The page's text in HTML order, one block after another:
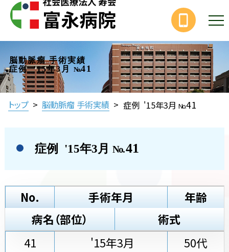
脳動脈瘤 手術実績
症例 '15年3月
No.41
トップ > 脳動脈瘤 手術実績 > 症例 '15年3月 No.41
症例 '15年3月 No.41
No. 手術年月
年齢
病名（部位）
術式
41
'15年3月
50代